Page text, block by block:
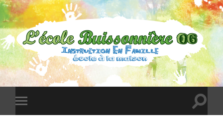
L'École
Buissonnière
06
Toggle
mobile
Toggle